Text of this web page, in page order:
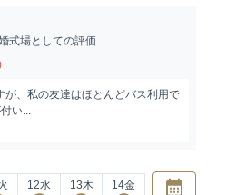
式場としての評価
が、私の友達はほとんどバス利用で
い...
12水 13木 14金